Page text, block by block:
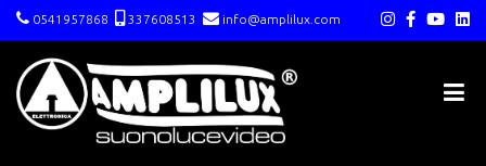
0541957868 337608513 info@amplilux.com